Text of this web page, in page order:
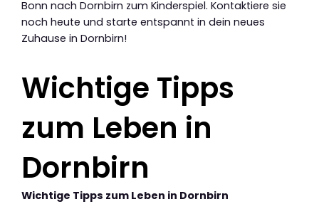
Bonn nach Dornbirn zum Kinderspiel. Kontaktiere sie
noch heute und starte entspannt in dein neues
Zuhause in Dornbirn!
Wichtige Tipps
zum Leben in
Dornbirn
Wichtige Tipps zum Leben in Dornbirn